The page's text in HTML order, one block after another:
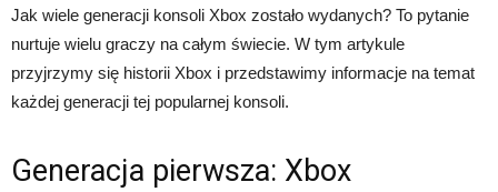
Jak wiele generacji konsoli Xbox zostało wydanych? To pytanie
nurtuje wielu graczy na całym świecie. W tym artykule
przyjrzymy się historii Xbox i przedstawimy informacje na temat
każdej generacji tej popularnej konsoli.
Generacja pierwsza: Xbox